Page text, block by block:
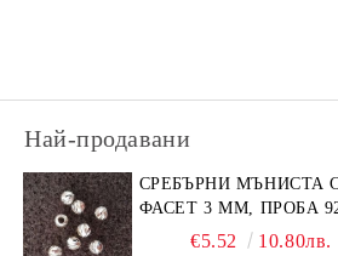
Най-продавани
СРЕБЪРНИ МЪНИСТА
ФАСЕТ 3 ММ, ПРОБА
(10БР)€5.52 10.80лв.